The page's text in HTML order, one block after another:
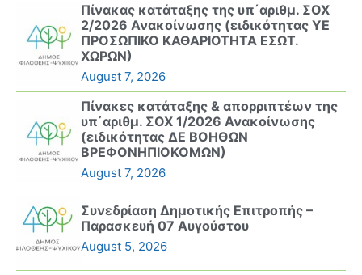
Πίνακας κατάταξης της υπ΄αριθμ. ΣΟΧ
2/2026 Ανακοίνωσης (ειδικότητας ΥΕ
ΠΡΟΣΩΠΙΚΟ ΚΑΘΑΡΙΟΤΗΤΑ ΕΣΩΤ.
ΧΩΡΩΝ)
August 7, 2026
Πίνακες κατάταξης & απορριπτέων της
υπ΄αριθμ. ΣΟΧ 1/2026 Ανακοίνωσης
(ειδικότητας ΔΕ ΒΟΗΘΩΝ
ΒΡΕΦΟΝΗΠΙΟΚΟΜΩΝ)
August 7, 2026
Συνεδρίαση Δημοτικής Επιτροπής –
Παρασκευή 07 Αυγούστου
August 5, 2026